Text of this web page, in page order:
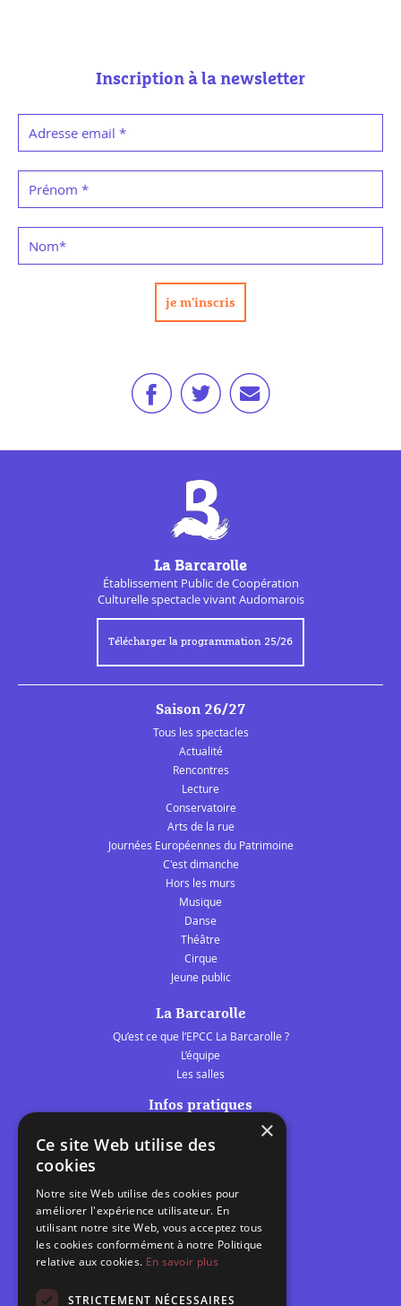
Inscription à la newsletter
Adresse email *
Prénom *
Nom*
La Barcarolle
Établissement Public deCoopération
Culturellespectacle vivant Audomarois
Télécharger la programmation 25/26
Saison 26/27
Tous les spectacles
Actualité
Rencontres
Lecture
Conservatoire
Arts de la rue
Journées Européennes du Patrimoine
C'est dimanche
Hors les murs
Musique
Danse
Théâtre
Cirque
Jeune public
La Barcarolle
Qu’est ce que l’EPCC La Barcarolle ?
L’équipe
Les salles
Infos pratiques
Les belles scènes audomaroises
Calendrier
Programme des spectacles
Brèves
×
Ce site Web utilise des
cookies
Notre site Web utilise des cookies pour
améliorer l'expérience utilisateur. En
utilisant notre site Web, vous acceptez tous
les cookies conformément à notre Politique
relative aux cookies. En savoir plus
STRICTEMENT NÉCESSAIRES